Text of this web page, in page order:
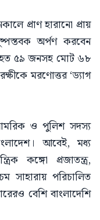
প্রাণ হারানো প্রায়
অর্পণ করবেন
৫৯ জনসহ মোট ৬৮
মরণোত্তর ‘ড্যাগ
ও পুলিশ সদস্য
আবেই, মধ্য
কঙ্গো প্রজাতন্ত্র,
সাহারায় পরিচালিত
বেশি বাংলাদেশি